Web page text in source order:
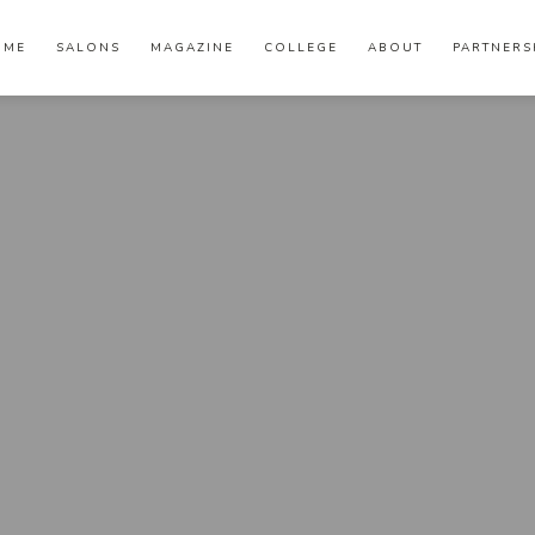
SALONS MAGAZINE COLLEGE ABOUT